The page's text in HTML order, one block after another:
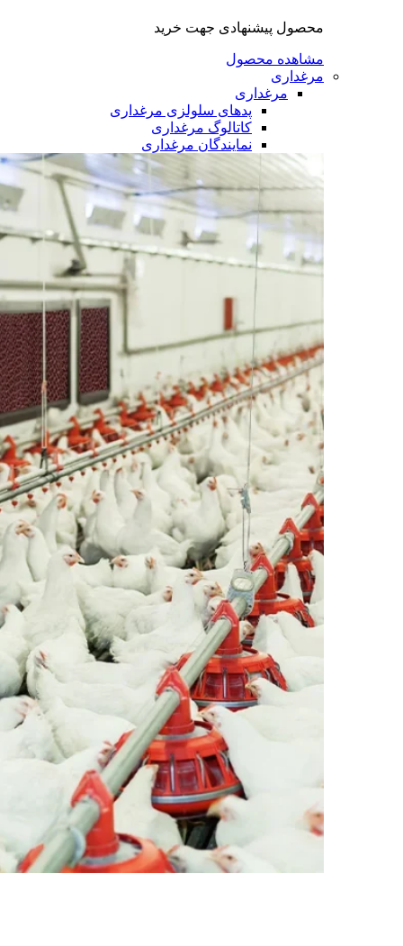
محصول پیشنهادی جهت خرید
مشاهده محصول
مرغداری
مرغداری
پدهای سلولزی مرغداری
کاتالوگ مرغداری
نمایندگان مرغداری